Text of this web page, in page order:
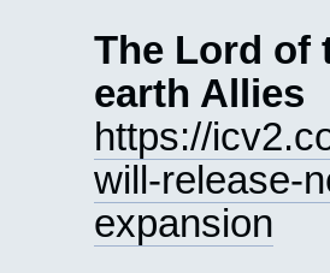
The Lord of
earth Allies
https://
will-release-
expansion